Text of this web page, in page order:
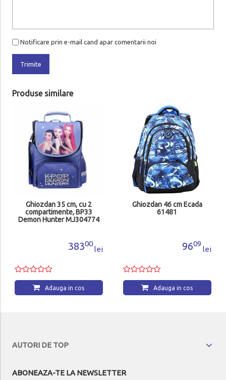
Notificare prin e-mail cand apar comentarii noi
Trimite
Produse similare
Ghiozdan 35 cm, cu 2
compartimente, BP33
Demon Hunter MJ304774
38300
lei
Adauga in cos
Ghiozdan 46 cm Ecada
61481
9609
lei
Adauga in cos
AUTORI DE TOP
ABONEAZA-TE LA NEWSLETTER